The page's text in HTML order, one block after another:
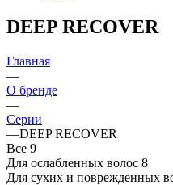
DEEP RECOVER
Главная
—
О бренде
—
Серии
—DEEP RECOVER
Все 9
Для ослабленных волос 8
Для сухих и поврежденных